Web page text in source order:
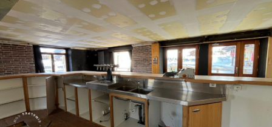
Panorama 2026
Etude annuelle de l'immobilier de montagne par Cimalpes
En savoir plus